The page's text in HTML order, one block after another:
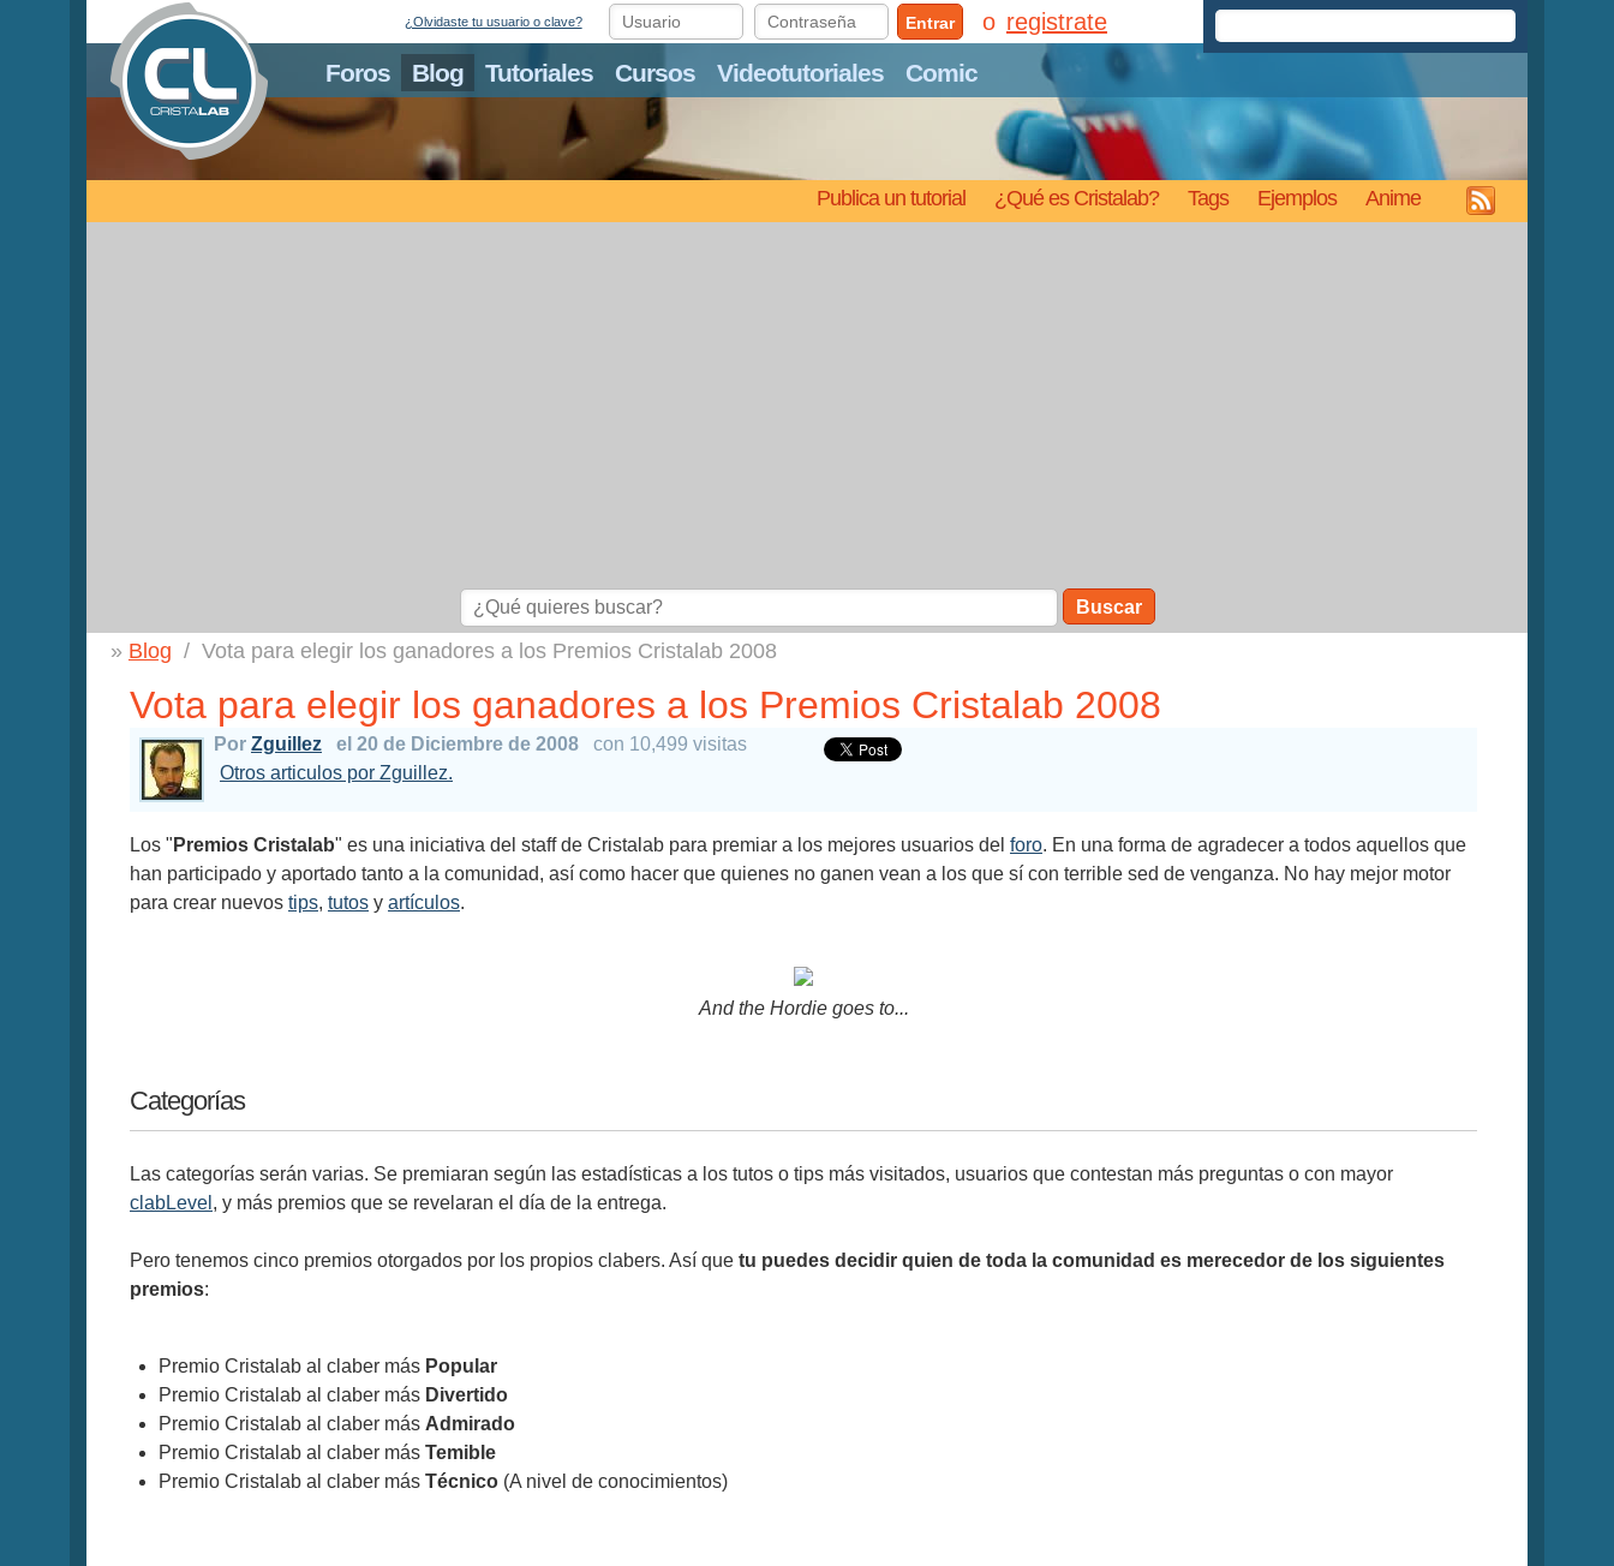
Foros Blog Tutoriales Cursos Videotutoriales Comic
Publica un tutorial ¿Qué es Cristalab? Tags Ejemplos Anime
¿Olvidaste tu usuario o clave? Entrar registrate
Buscar
Blog Vota para elegir los ganadores a los Premios Cristalab 2008
Vota para elegir los ganadores a los Premios Cristalab 2008
Por Zguillez el 20 de Diciembre de 2008
con 10,499 visitas
Otros articulos por Zguillez.
Los " Premios Cristalab" es una iniciativa del staff de Cristalab para premiar a los mejores usuarios del foro. En una forma de agradecer a todos aquellos que
han participado y aportado tanto a la comunidad, así como hacer que quienes no ganen vean a los que sí con terrible sed de venganza. No hay mejor motor
para crear nuevos tips, tutos y artículos.
And the Hordie goes to...
Categorías
Las categorías serán varias. Se premiaran según las estadísticas a los tutos o tips más visitados, usuarios que contestan más preguntas o con mayor
clabLevel , y más premios que se revelaran el día de la entrega.
Pero tenemos cinco premios otorgados por los propios clabers. Así que tu puedes decidir quien de toda la comunidad es merecedor de los siguientes
premios:
Premio Cristalab al claber más Popular
Premio Cristalab al claber más Divertido
Premio Cristalab al claber más Admirado
Premio Cristalab al claber más Temible
Premio Cristalab al claber más Técnico (A nivel de conocimientos)